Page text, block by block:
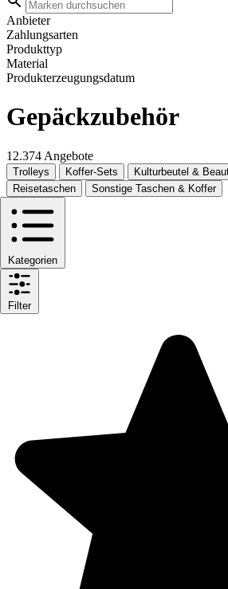
Anbieter
Zahlungsarten
Produkttyp
Material
Produkterzeugungsdatum
Gepäckzubehör
12.374 Angebote
Trolleys Koffer-Sets
Kulturbeutel &
Reisetaschen
Sonstige Taschen & Koffer
Kategorien
Filter